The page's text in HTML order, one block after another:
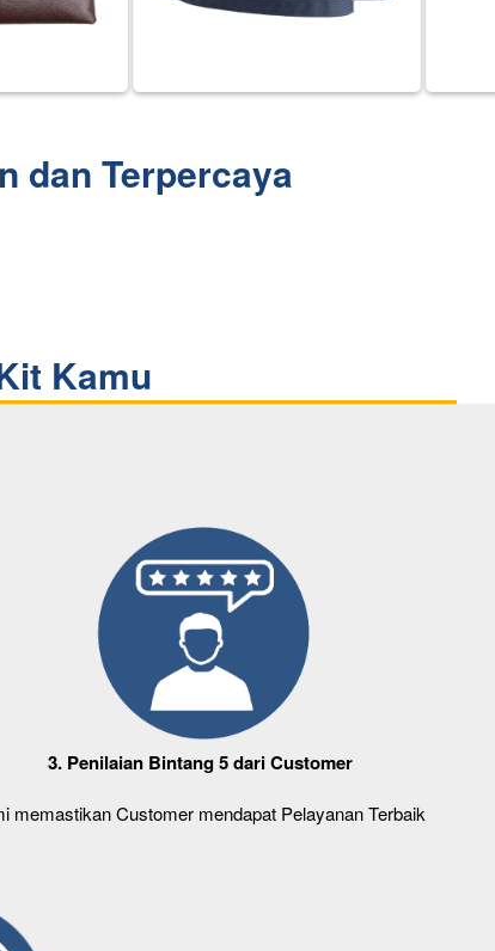
dan Terpercaya
Kamu
3. Penilaian Bintang 5 dari Customer
memastikan Customer mendapat Pelayanan Terbaik